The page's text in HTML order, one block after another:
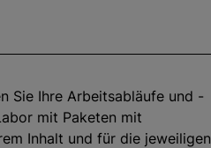
Sie Ihre Arbeitsabläufe und -
mit Paketen mit
Inhalt und für die jeweiligen